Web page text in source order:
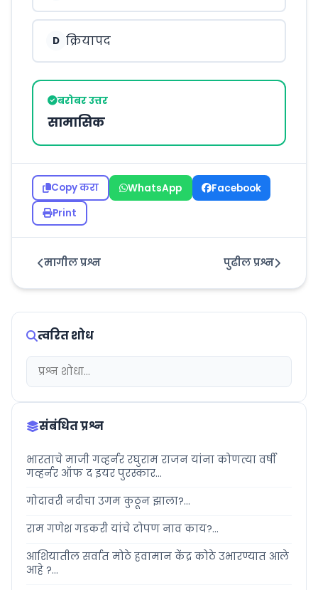
D क्रियापद
बरोबर उत्तर
सामासिक
Copy करा WhatsApp
Facebook
Print
मागील प्रश्न पुढील प्रश्न
त्वरित शोध
संबंधित प्रश्न
भारताचे माजी गव्हर्नर रघुराम राजन यांना कोणत्या वर्षी
गव्हर्नर ऑफ द इयर पुरस्कार...
गोदावरी नदीचा उगम कुठून झाला?...
राम गणेश गडकरी यांचे टोपण नाव काय?...
आशियातील सर्वात मोठे हवामान केंद्र कोठे उभारण्यात आले
आहे ?...